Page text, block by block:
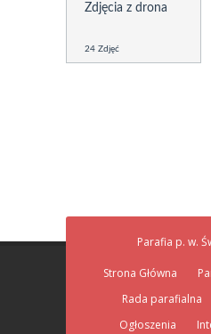
Zdjęcia z drona
24 Zdjęć
Parafia p. w.
Strona Główna
Rada parafialna
Ogłoszenia